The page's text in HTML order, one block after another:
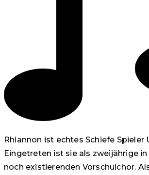
Rhiannon ist echtes Schiefe Spieler
Eingetreten ist sie als zweijährige
noch existierenden Vorschulchor.